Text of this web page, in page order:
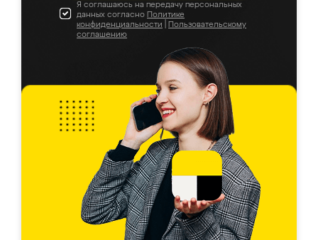
Я соглашаюсь на передачу персональных
данных согласно Политике
конфиденциальности
Пользовательскому
соглашению